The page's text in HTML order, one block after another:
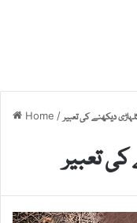
Home /دیکھنے کی تعبیر
تعبیر